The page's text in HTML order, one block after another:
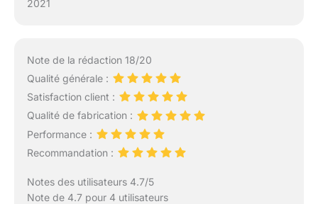
2021
Note de la rédaction 18/20
Qualité générale :
Satisfaction client :
Qualité de fabrication :
Performance :
Recommandation :
Notes des utilisateurs 4.7/5
Note de 4.7 pour 4 utilisateurs